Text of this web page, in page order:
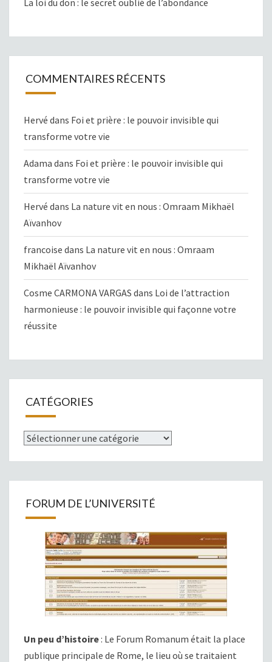
COMMENTAIRES RÉCENTS
Hervé dans Foi et prière : le pouvoir invisible qui
transforme votre vie
Adama dans Foi et prière : le pouvoir invisible qui
transforme votre vie
Hervé dans La nature vit en nous : Omraam Mikhaël
Aïvanhov
francoise dans La nature vit en nous : Omraam
Mikhaël Aïvanhov
Cosme CARMONA VARGAS dans Loi de l’attraction
harmonieuse : le pouvoir invisible qui façonne votre
réussite
CATÉGORIES
Catégories
FORUM DE L’UNIVERSITÉ
Un peu d’histoire: Le Forum Romanum était la place
publique principale de Rome, le lieu où se traitaient